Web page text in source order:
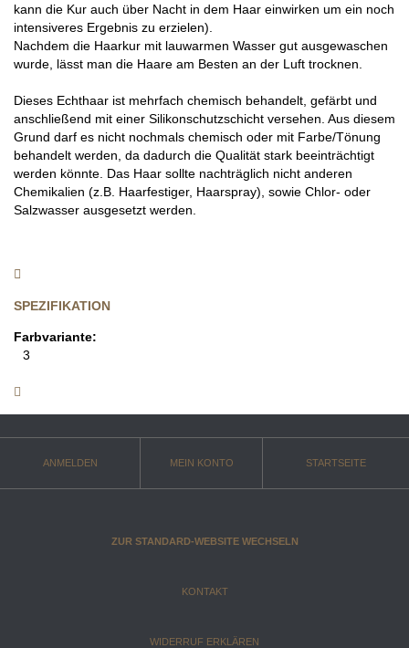
kann die Kur auch über Nacht in dem Haar einwirken um ein noch
intensiveres Ergebnis zu erzielen).
Nachdem die Haarkur mit lauwarmen Wasser gut ausgewaschen
wurde, lässt man die Haare am Besten an der Luft trocknen.
Dieses Echthaar ist mehrfach chemisch behandelt, gefärbt und
anschließend mit einer Silikonschutzschicht versehen. Aus diesem
Grund darf es nicht nochmals chemisch oder mit Farbe/Tönung
behandelt werden, da dadurch die Qualität stark beeinträchtigt
werden könnte. Das Haar sollte nachträglich nicht anderen
Chemikalien (z.B. Haarfestiger, Haarspray), sowie Chlor- oder
Salzwasser ausgesetzt werden.
SPEZIFIKATION
Farbvariante:
3
ANMELDEN MEIN KONTO STARTSEITE
ZUR STANDARD-WEBSITE WECHSELN
KONTAKT
WIDERRUF ERKLÄREN